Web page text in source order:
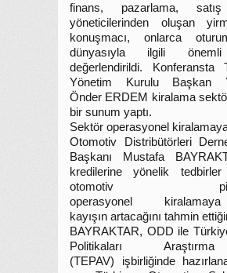
finans, pazarlama,
yöneticilerinden oluşan
konuşmacı, onlarca
dünyasıyla ilgili
değerlendirildi. Konferansta
Yönetim Kurulu Başkan
Önder ERDEM kiralama
bir sunum yaptı.
Sektör operasyonel
Otomotiv Distribütörleri
Başkanı Mustafa
kredilerine yönelik tedbirler
otomotiv
operasyonel
kayışın artacağını tahmin
BAYRAKTAR, ODD ile
Politikaları
(TEPAV) işbirliğinde